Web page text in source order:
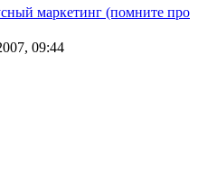
маркетинг (помните про
09:44